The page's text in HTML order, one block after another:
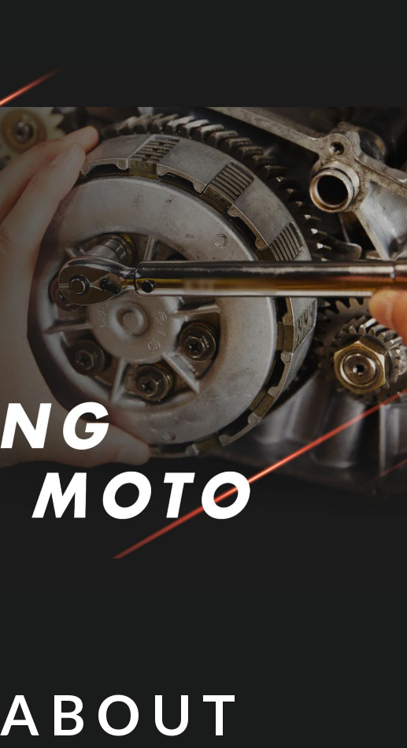
ABOUT